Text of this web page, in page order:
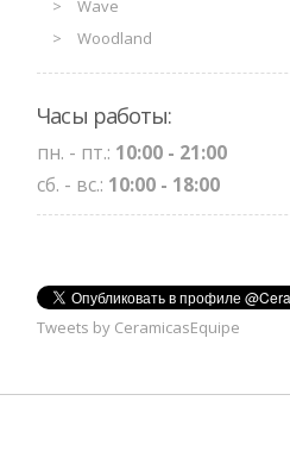
Wave
Woodland
Часы работы:
пн. - пт.: 10:00 - 21:00
сб. - вс.: 10:00 - 18:00
Tweets by CeramicasEquipe